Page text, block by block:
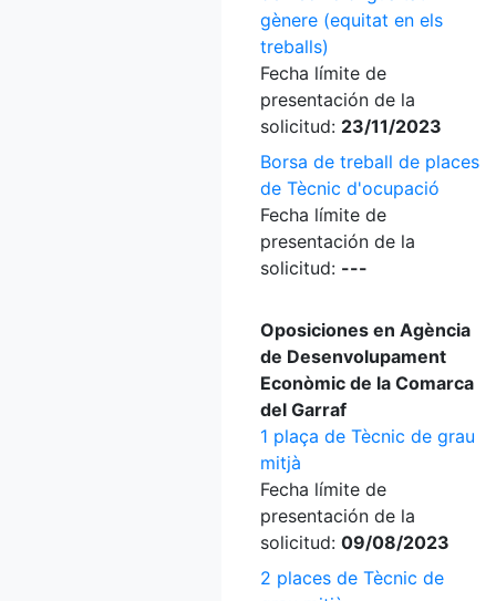
gènere (equitat en els
treballs)
Fecha límite de
presentación de la
solicitud: 23/11/2023
Borsa de treball de places
de Tècnic d'ocupació
Fecha límite de
presentación de la
solicitud: ---
Oposiciones en Agència
de Desenvolupament
Econòmic de la Comarca
del Garraf
1 plaça de Tècnic de grau
mitjà
Fecha límite de
presentación de la
solicitud: 09/08/2023
2 places de Tècnic de